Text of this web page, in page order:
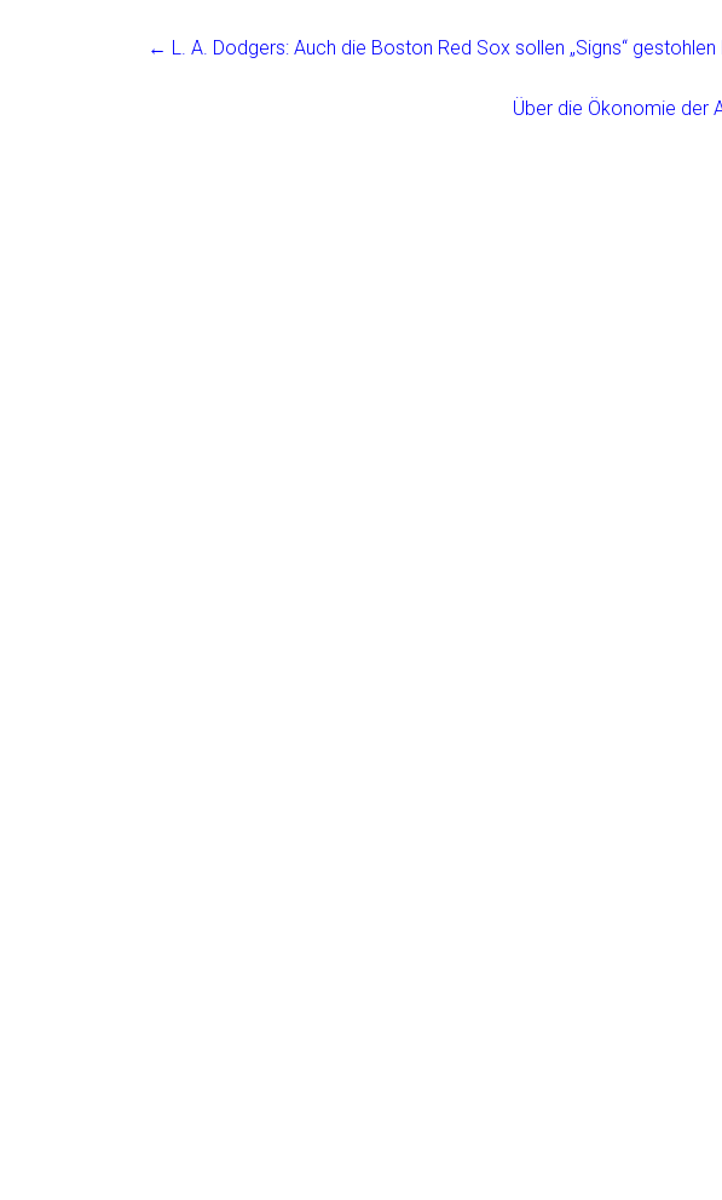
ce ai t
e
← L. A. Dodgers: Auch die Boston Red Sox sollen „Signs“ gestohlen
Über die Ökonomie der